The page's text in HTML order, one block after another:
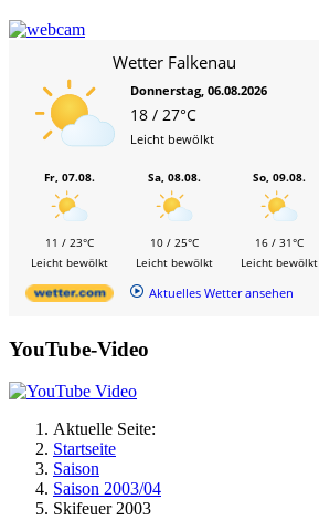
Wetter Falkenau
Donnerstag, 06.08.2026
18 / 27°C
Leicht bewölkt
Fr, 07.08.
11 / 23°C
Leicht bewölkt
Sa, 08.08.
10 / 25°C
Leicht bewölkt
So, 09.08.
16 / 31°C
Leicht bewölkt
Aktuelles Wetter ansehen
YouTube-Video
Aktuelle Seite:
Startseite
Saison
Saison 2003/04
Skifeuer 2003